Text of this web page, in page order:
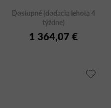
Dostupné (dodacia lehota 4
týždne)
1 364,07 €